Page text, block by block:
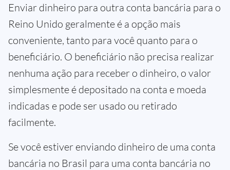
Enviar dinheiro para outra conta bancária para o
Reino Unido geralmente é a opção mais
conveniente, tanto para você quanto para o
beneficiário. O beneficiário não precisa realizar
nenhuma ação para receber o dinheiro, o valor
simplesmente é depositado na conta e moeda
indicadas e pode ser usado ou retirado
facilmente.
Se você estiver enviando dinheiro de uma conta
bancária no Brasil para uma conta bancária no